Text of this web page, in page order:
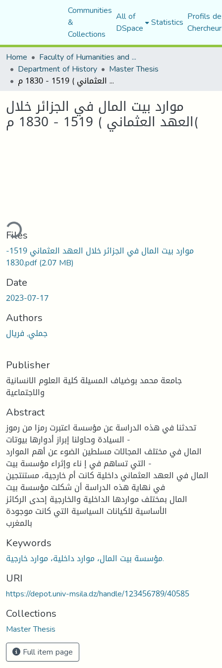
Communities
&
Collections
All of
DSpace Statistics Profils
Home
Faculty of Humanities and Social Sciences
Department of History Master Thesis
موارد بيت المال في الجزائر خلال العهد العثماني ) 1519 - 1830 م(
موارد بيت المال في الجزائر خلال
العهد العثماني ) 1519 - 1830 م(
Files
موارد بيت المال في الجزائر خلال العهد العثماني 1519-
1830.pdf(2.07 MB)
Date
2023-07-17
Authors
جملي, فريال
Publisher
جامعة محمد بوضياف المسيلة كلية العلوم الانسانية
والاجتماعية
Abstract
تحدثنا في هذه الدراسة عن مؤسسة اعتبرت رمزا من رموز
السيادة وحاولنا إبراز أدوارها بيوتات -
المال في مختلف المجالات مسلطين الضوء عن أهم الموارد
التي تساهم في إ ناء وإثراء مؤسسة بيت -
المال في العهد العثماني داخلية كانت أم خارجية، مستنتجين
في نهاية هذه الدراسة أن شكلت مؤسسة بيت
المال بمختلف مواردها الداخلية والخارجية إحدى الركائز
الأساسية للكيانات السياسية التي كانت موجودة
بالمغرب
Keywords
مؤسسة بيت المال، موارد داخلية، موارد خارجية.
URI
https://depot.univ-msila.dz/handle/123456789/40585
Collections
Master Thesis
Full item page